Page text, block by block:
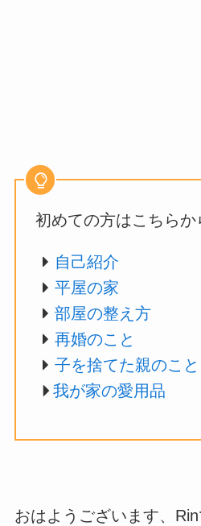
初めての方はこちらか
自己紹介
平屋の家
部屋の整え方
再婚のこと
子を捨てた親のこと
我が家の愛用品
おはようございます、Rin